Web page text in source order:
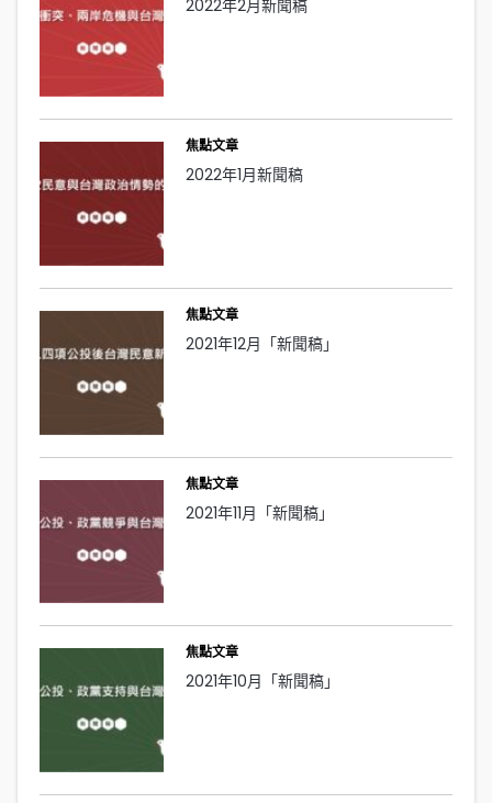
2022年2月新聞稿
焦點文章
2022年1月新聞稿
焦點文章
2021年12月「新聞稿」
焦點文章
2021年11月「新聞稿」
焦點文章
2021年10月「新聞稿」